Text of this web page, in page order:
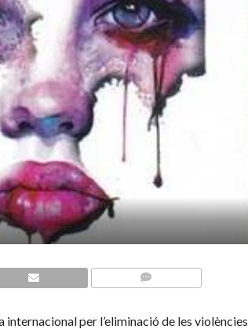
per l’eliminació de les violències